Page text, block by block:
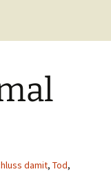
damit, Tod,